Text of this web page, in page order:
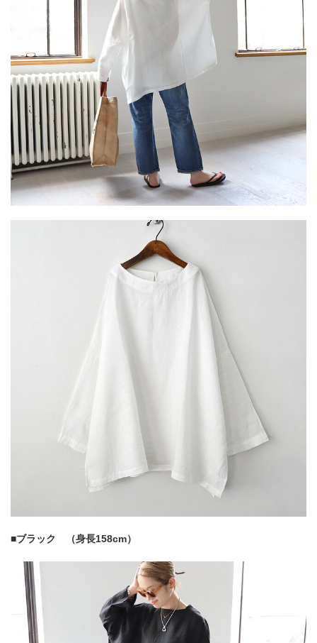
■ブラック （身長158cm）